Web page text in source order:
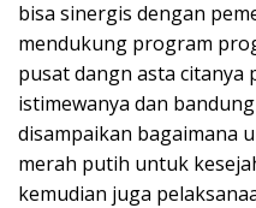
bisa sinergis dengan
mendukung program
pusat dangn asta citanya
istimewanya dan
disampaikan bagaimana
merah putih untuk
kemudian juga